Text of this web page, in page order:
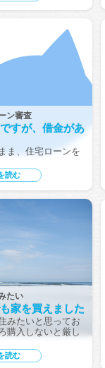
ン審査
すが、借金があ
ま、住宅ローンを
読む
たい
家を買えました
みたいと思ってお
購入しないと厳し
読む